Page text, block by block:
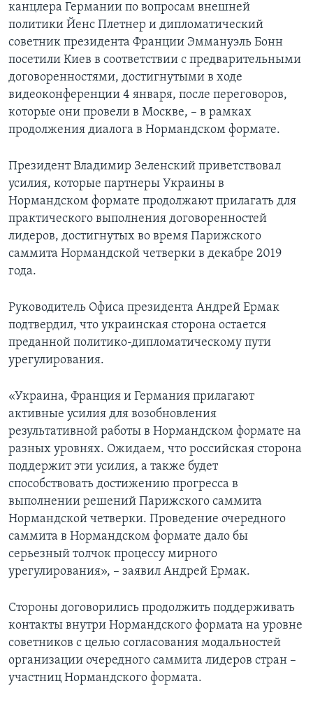
канцлера Германии по вопросам внешней
политики Йенс Плетнер и дипломатический
советник президента Франции Эммануэль Бонн
посетили Киев в соответствии с предварительными
договоренностями, достигнутыми в ходе
видеоконференции 4 января, после переговоров,
которые они провели в Москве, – в рамках
продолжения диалога в Нормандском формате.
Президент Владимир Зеленский приветствовал
усилия, которые партнеры Украины в
Нормандском формате продолжают прилагать для
практического выполнения договоренностей
лидеров, достигнутых во время Парижского
саммита Нормандской четверки в декабре 2019
года.
Руководитель Офиса президента Андрей Ермак
подтвердил, что украинская сторона остается
преданной политико-дипломатическому пути
урегулирования.
«Украина, Франция и Германия прилагают
активные усилия для возобновления
результативной работы в Нормандском формате на
разных уровнях. Ожидаем, что российская сторона
поддержит эти усилия, а также будет
способствовать достижению прогресса в
выполнении решений Парижского саммита
Нормандской четверки. Проведение очередного
саммита в Нормандском формате дало бы
серьезный толчок процессу мирного
урегулирования», – заявил Андрей Ермак.
Стороны договорились продолжить поддерживать
контакты внутри Нормандского формата на уровне
советников с целью согласования модальностей
организации очередного саммита лидеров стран –
участниц Нормандского формата.